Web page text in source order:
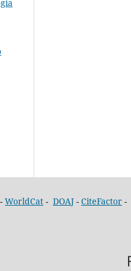
- WorldCat - DOAJ - CiteFactor -